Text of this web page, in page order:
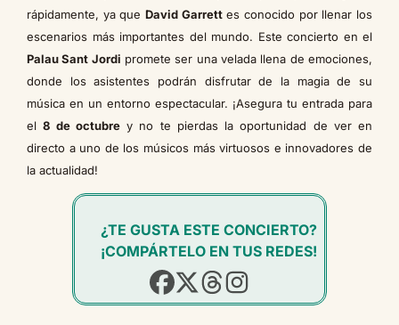
rápidamente, ya que David Garrettes conocido por llenar los
escenarios más importantes del mundo. Este concierto en el
Palau Sant Jordi promete ser una velada llena de emociones,
donde los asistentes podrán disfrutar de la magia de su
música en un entorno espectacular. ¡Asegura tu entrada para
el8 de octubrey no te pierdas la oportunidad de ver en
directo a uno de los músicos más virtuosos e innovadores de
la actualidad!
¿TE GUSTA ESTE CONCIERTO?
¡COMPÁRTELO EN TUS REDES!